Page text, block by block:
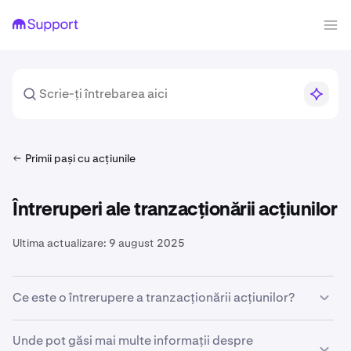
Primii pași cu acțiunile
Întreruperi ale tranzacționării acțiunilor
Ultima actualizare: 9 august 2025
Ce este o întrerupere a tranzacționării acțiunilor?
O întrerupere a tranzacționării acțiunilor este o
Unde pot găsi mai multe informații despre